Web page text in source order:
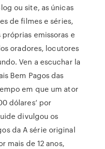
ou site, as únicas
de filmes e séries,
emissoras e
oradores, locutores
Ven a escuchar la
Bem Pagos das
em que um ator
dólares’ por
divulgou os
da A série original
mais de 12 anos,